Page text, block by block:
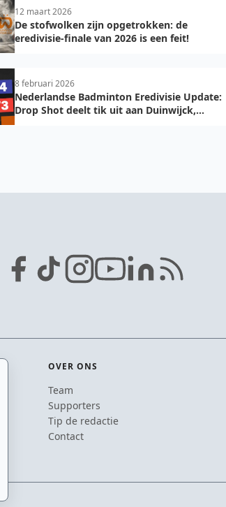
12 maart 2026
De stofwolken zijn opgetrokken: de
eredivisie-finale van 2026 is een feit!
8 februari 2026
Nederlandse Badminton Eredivisie Update:
Drop Shot deelt tik uit aan Duinwijck,
OVER ONS
Team
Supporters
Tip de redactie
Contact